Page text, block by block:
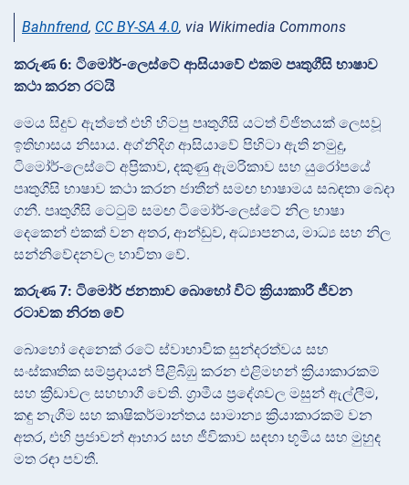
Bahnfrend, CC BY-SA 4.0, via Wikimedia Commons
කරුණ 6: ටිමෝර්-ලෙස්ටේ ආසියාවේ එකම පෘතුගීසි භාෂාව
කථා කරන රටයි
මෙය සිදුව ඇත්තේ එහි හිටපු පෘතුගීසි යටත් විජිතයක් ලෙසවූ
ඉතිහාසය නිසාය. අග්නිදිග ආසියාවේ පිහිටා ඇති නමුදු,
ටිමෝර්-ලෙස්ටේ අප්‍රිකාව, දකුණු ඇමරිකාව සහ යුරෝපයේ
පෘතුගීසි භාෂාව කථා කරන ජාතීන් සමඟ භාෂාමය සබඳතා බෙදා
ගනී. පෘතුගීසි ටෙටුම් සමඟ ටිමෝර්-ලෙස්ටේ නිල භාෂා
දෙකෙන් එකක් වන අතර, ආන්ඩුව, අධ්‍යාපනය, මාධ්‍ය සහ නිල
සන්නිවේදනවල භාවිතා වේ.
කරුණ 7: ටිමෝර් ජනතාව බොහෝ විට ක්‍රියාකාරී ජීවන
රටාවක නිරත වේ
බොහෝ දෙනෙක් රටේ ස්වාභාවික සුන්දරත්වය සහ
සංස්කෘතික සම්ප්‍රදායන් පිළිබිඹු කරන එළිමහන් ක්‍රියාකාරකම්
සහ ක්‍රීඩාවල සහභාගී වෙති. ග්‍රාමීය ප්‍රදේශවල මසුන් ඇල්ලීම,
කඳු නැගීම සහ කෘෂිකර්මාන්තය සාමාන්‍ය ක්‍රියාකාරකම් වන
අතර, එහි ප්‍රජාවන් ආහාර සහ ජීවිකාව සඳහා භූමිය සහ මුහුද
මත රඳා පවතී.